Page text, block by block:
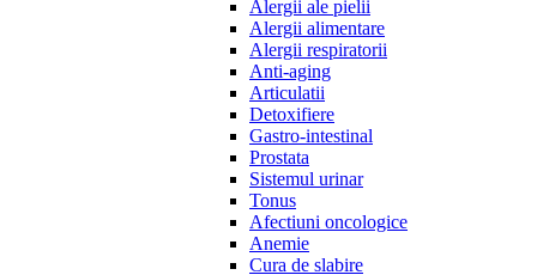
Alergii ale pielii
Alergii alimentare
Alergii respiratorii
Anti-aging
Articulatii
Detoxifiere
Gastro-intestinal
Prostata
Sistemul urinar
Tonus
Afectiuni oncologice
Anemie
Cura de slabire